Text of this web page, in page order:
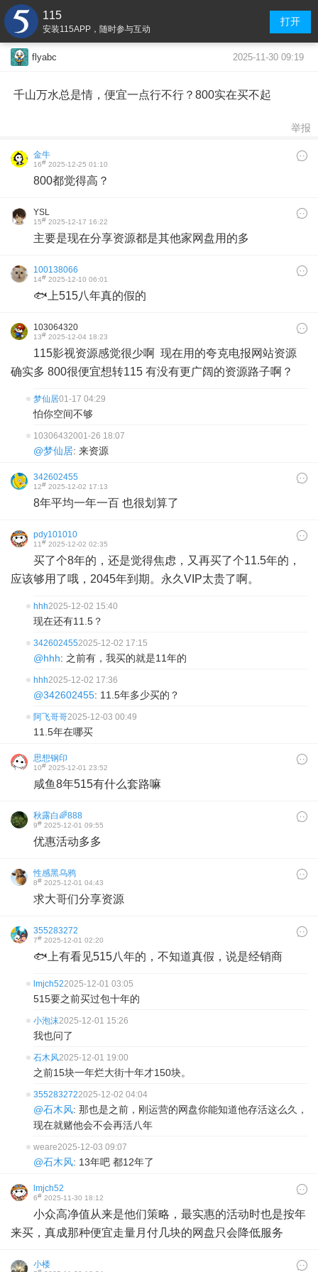
115
安装115APP，随时参与互动
打开
flyabc 2025-11-30 09:19
千山万水总是情，便宜一点行不行？800实在买不起
举报
金牛
16# 2025-12-25 01:10
800都觉得高？
YSL
15# 2025-12-17 16:22
主要是现在分享资源都是其他家网盘用的多
100138066
14# 2025-12-10 06:01
🐟上515八年真的假的
103064320
13# 2025-12-04 18:23
115影视资源感觉很少啊 现在用的夸克电报网站资源
确实多 800很便宜想转115 有没有更广阔的资源路子啊？
梦仙居01-17 04:29
怕你空间不够
10306432001-26 18:07
@梦仙居: 来资源
342602455
12# 2025-12-02 17:13
8年平均一年一百 也很划算了
pdy101010
11# 2025-12-02 02:35
买了个8年的，还是觉得焦虑，又再买了个11.5年的，
应该够用了哦，2045年到期。永久VIP太贵了啊。
hhh2025-12-02 15:40
现在还有11.5？
3426024552025-12-02 17:15
@hhh: 之前有，我买的就是11年的
hhh2025-12-02 17:36
@342602455: 11.5年多少买的？
阿飞哥哥2025-12-03 00:49
11.5年在哪买
思想钢印
10# 2025-12-01 23:52
咸鱼8年515有什么套路嘛
秋露白🌈888
9# 2025-12-01 09:55
优惠活动多多
性感黑乌鸦
8# 2025-12-01 04:43
求大哥们分享资源
355283272
7# 2025-12-01 02:20
🐟上有看见515八年的，不知道真假，说是经销商
lmjch522025-12-01 03:05
515要之前买过包十年的
小泡沫2025-12-01 15:26
我也问了
石木风2025-12-01 19:00
之前15块一年烂大街十年才150块。
3552832722025-12-02 04:04
@石木风: 那也是之前，刚运营的网盘你能知道他存活这么久，
现在就赌他会不会再活八年
weare2025-12-03 09:07
@石木风: 13年吧 都12年了
lmjch52
6# 2025-11-30 18:12
小众高净值从来是他们策略，最实惠的活动时也是按年
来买，真成那种便宜走量月付几块的网盘只会降低服务
小楼